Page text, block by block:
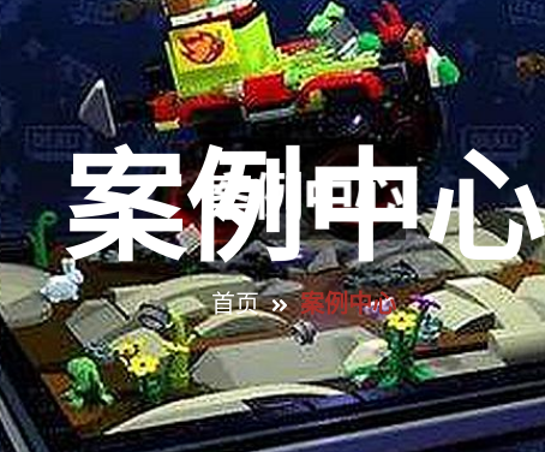
案例中心
首页 案例中心